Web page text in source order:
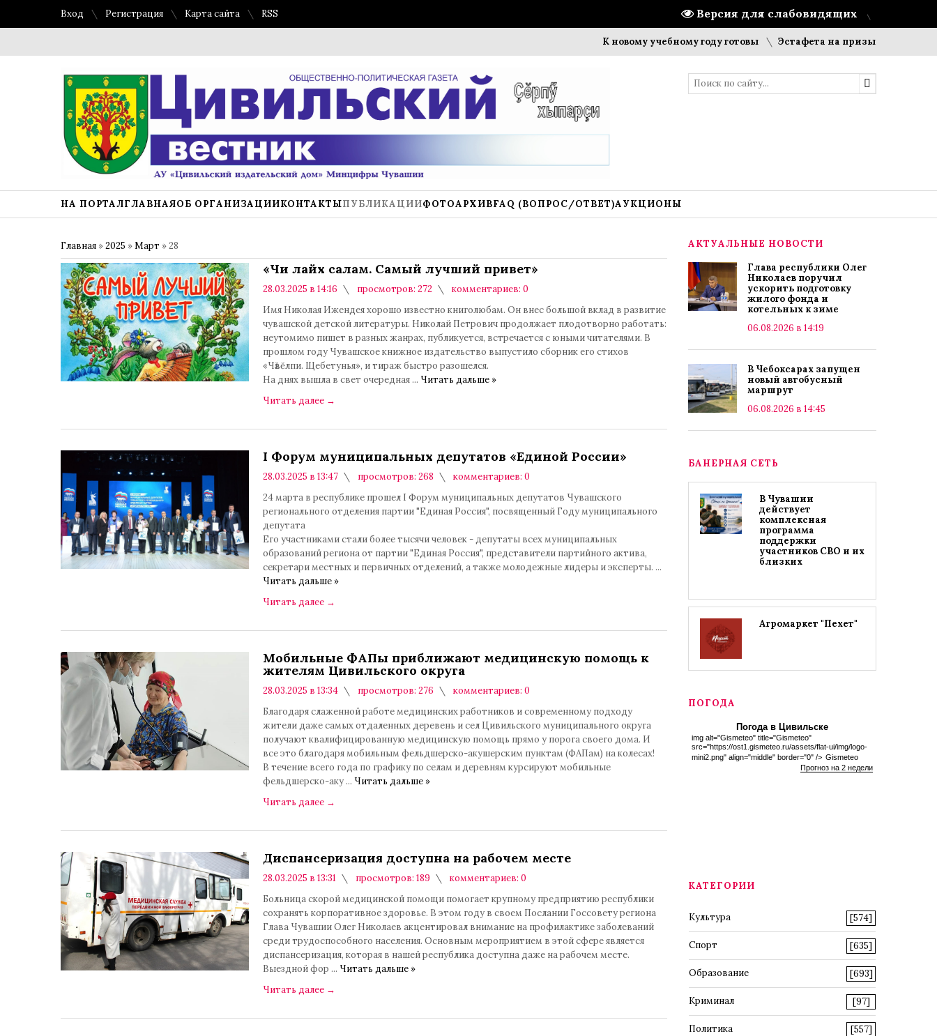
Версия для слабовидящих
Вход Регистрация Карта сайта RSS
К новому учебному году готовы Эстафета на призы газеты
НА ПОРТАЛГЛАВНАЯОБ ОРГАНИЗАЦИИКОНТАКТЫПУБЛИКАЦИИФОТОАРХИВFAQ (ВОПРОС/ОТВЕТ)АУКЦИОНЫ
Главная »2025 »Март »28
«Чи лайӑх салам. Самый лучший привет»
28.03.2025 в 14:16 просмотров: 272
комментариев: 0
Имя Николая Ижендея хорошо известно книголюбам. Он внес большой вклад в развитие
чувашской детской литературы. Николай Петрович продолжает плодотворно работать:
неутомимо пишет в разных жанрах, публикуется, встречается с юными читателями. В
прошлом году Чувашское книжное издательство выпустило сборник его стихов
«Чӑвӗлпи. Щебетунья», и тираж быстро разошелся.
На днях вышла в свет очередная ... Читать дальше »
Читать далее →
I Форум муниципальных депутатов «Единой России»
28.03.2025 в 13:47 просмотров: 268
комментариев: 0
24 марта в республике прошел I Форум муниципальных депутатов Чувашского
регионального отделения партии "Единая Россия", посвященный Году муниципального
депутата
Его участниками стали более тысячи человек - депутаты всех муниципальных
образований региона от партии "Единая Россия", представители партийного актива,
секретари местных и первичных отделений, а также молодежные лидеры и эксперты. ...
Читать дальше »
Читать далее →
Мобильные ФАПы приближают медицинскую помощь к
жителям Цивильского округа
28.03.2025 в 13:34 просмотров: 276
комментариев: 0
Благодаря слаженной работе медицинских работников и современному подходу
жители даже самых отдаленных деревень и сел Цивильского муниципального округа
получают квалифицированную медицинскую помощь прямо у порога своего дома. И
все это благодаря мобильным фельдшерско-акушерским пунктам (ФАПам) на колесах!
В течение всего года по графику по селам и деревням курсируют мобильные
фельдшерско-аку ... Читать дальше »
Читать далее →
Диспансеризация доступна на рабочем месте
28.03.2025 в 13:31 просмотров: 189
комментариев: 0
Больница скорой медицинской помощи помогает крупному предприятию республики
сохранять корпоративное здоровье. В этом году в своем Послании Госсовету региона
Глава Чувашии Олег Николаев акцентировал внимание на профилактике заболеваний
среди трудоспособного населения. Основным мероприятием в этой сфере является
диспансеризация, которая в нашей республика доступна даже на рабочем месте.
Выездной фор ... Читать дальше »
Читать далее →
АКТУАЛЬНЫЕ НОВОСТИ
Глава республики Олег
Николаев поручил
ускорить подготовку
жилого фонда и
котельных к зиме
06.08.2026 в 14:19
В Чебоксарах запущен
новый автобусный
маршрут
06.08.2026 в 14:45
БАНЕРНАЯ СЕТЬ
В Чувашии
действует
комплексная
программа
поддержки
участников СВО и их
близких
Агромаркет "Пехет"
ПОГОДА
Погода в Цивильске
img alt="Gismeteo" title="Gismeteo"
src="https://ost1.gismeteo.ru/assets/flat-ui/img/logo-
mini2.png" align="middle" border="0" /> Gismeteo
Прогноз на 2 недели
КАТЕГОРИИ
Культура [574]
Спорт [635]
Образование [693]
Криминал [97]
Политика [557]